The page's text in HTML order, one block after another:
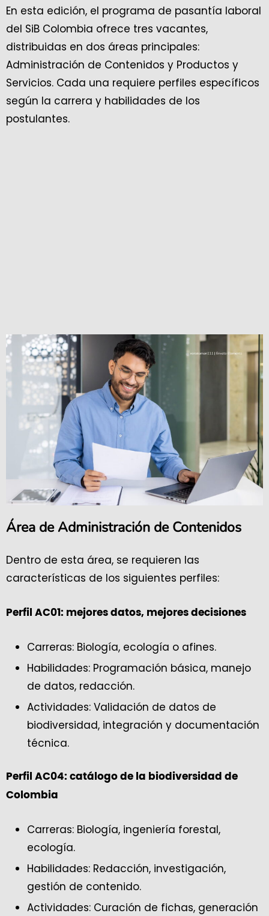
En esta edición, el programa de pasantía laboral
del SiB Colombia ofrece tres vacantes,
distribuidas en dos áreas principales:
Administración de Contenidos y Productos y
Servicios. Cada una requiere perfiles específicos
según la carrera y habilidades de los
postulantes.
Área de Administración de Contenidos
Dentro de esta área, se requieren las
características de los siguientes perfiles:
Perfil AC01: mejores datos, mejores decisiones
Carreras: Biología, ecología o afines.
Habilidades: Programación básica, manejo
de datos, redacción.
Actividades: Validación de datos de
biodiversidad, integración y documentación
técnica.
Perfil AC04: catálogo de la biodiversidad de
Colombia
Carreras: Biología, ingeniería forestal,
ecología.
Habilidades: Redacción, investigación,
gestión de contenido.
Actividades: Curación de fichas, generación